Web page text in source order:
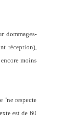
dommages-
réception),
moins
"ne respecte
est de 60